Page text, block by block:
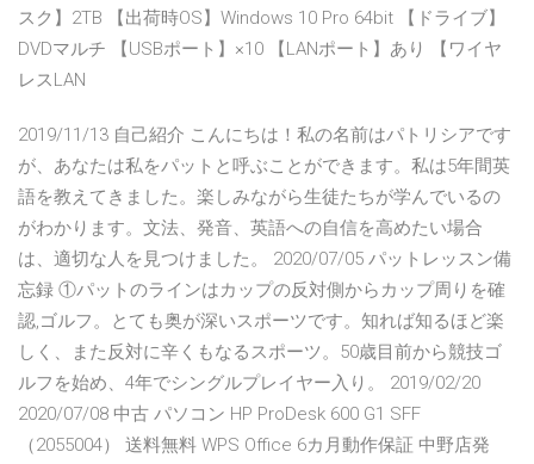
スク】2TB 【出荷時OS】Windows 10 Pro 64bit 【ドライブ】
DVDマルチ 【USBポート】×10 【LANポート】あり 【ワイヤ
レスLAN
2019/11/13 自己紹介 こんにちは！私の名前はパトリシアです
が、あなたは私をパットと呼ぶことができます。私は5年間英
語を教えてきました。楽しみながら生徒たちが学んでいるの
がわかります。文法、発音、英語への自信を高めたい場合
は、適切な人を見つけました。 2020/07/05 パットレッスン備
忘録 ①パットのラインはカップの反対側からカップ周りを確
認,ゴルフ。とても奥が深いスポーツです。知れば知るほど楽
しく、また反対に辛くもなるスポーツ。50歳目前から競技ゴ
ルフを始め、4年でシングルプレイヤー入り。 2019/02/20
2020/07/08 中古 パソコン HP ProDesk 600 G1 SFF
（2055004） 送料無料 WPS Office 6カ月動作保証 中野店発